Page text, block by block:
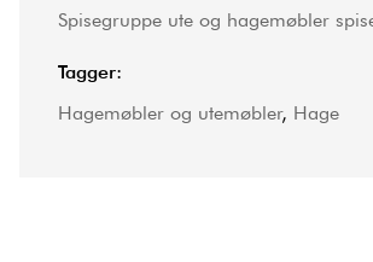
Spisegruppe ute og hagemøbler
Tagger:
Hagemøbler og utemøbler, Hage